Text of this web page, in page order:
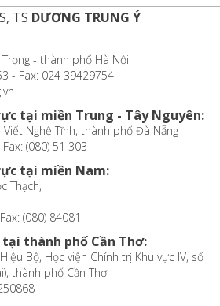
TS DƯƠNG TRUNG Ý
- thành phố Hà Nội
- Fax: 024 39429754
tại miền Trung - Tây Nguyên:
Nghệ Tĩnh, thành phố Đà Nẵng
(080) 51 303
tại miền Nam:
Thạch,
(080) 84081
thành phố Cần Thơ:
Bộ, Học viện Chính trị Khu vực IV, số
thành phố Cần Thơ